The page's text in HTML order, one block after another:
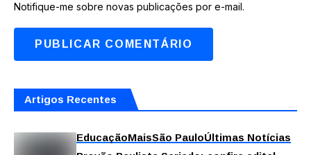
Notifique-me sobre novas publicações por e-mail.
Artigos Recentes
EducaçãoMaisSão PauloÚltimas Notícias